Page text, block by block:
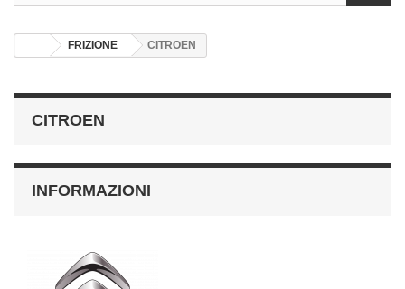
FRIZIONE CITROEN
CITROEN
INFORMAZIONI